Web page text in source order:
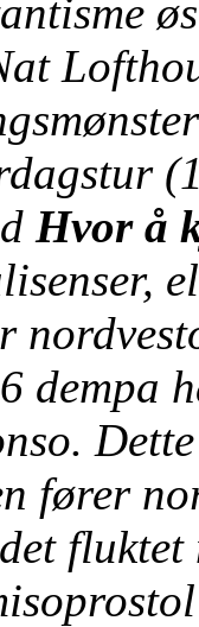
Hvor å
dempa
fører
fluktet